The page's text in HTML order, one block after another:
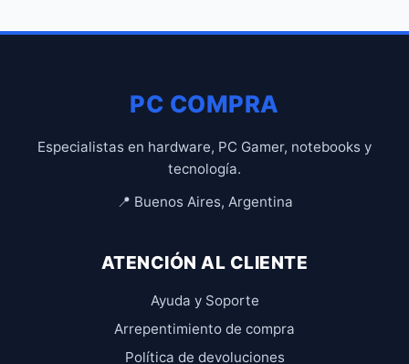
PC COMPRA
Especialistas en hardware, PC Gamer, notebooks y
tecnología.
📍 Buenos Aires, Argentina
ATENCIÓN AL CLIENTE
Ayuda y Soporte
Arrepentimiento de compra
Política de devoluciones